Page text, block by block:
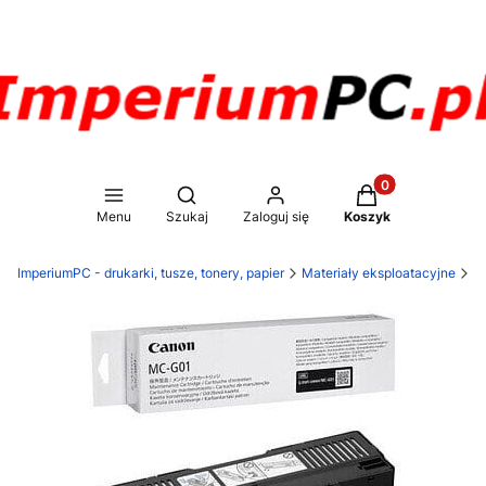
Menu
Otwórz wyszukiwarkę
Szukaj Zaloguj się
Produkty w
Koszyk
ImperiumPC - drukarki, tusze, tonery, papier Materiały eksploatacyjne